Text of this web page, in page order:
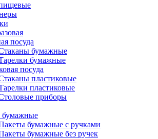
посуда
бумажные
бумажные
посуда
пластиковые
пластиковые
приборы
бумажные
бумажные с ручками
бумажные без ручек